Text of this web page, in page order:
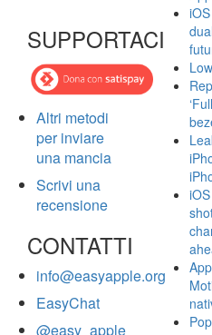
SUPPORTACI
Altri metodi
per inviare
una mancia
Scrivi una
recensione
CONTATTI
info@easyapple.org
EasyChat
@easy_apple